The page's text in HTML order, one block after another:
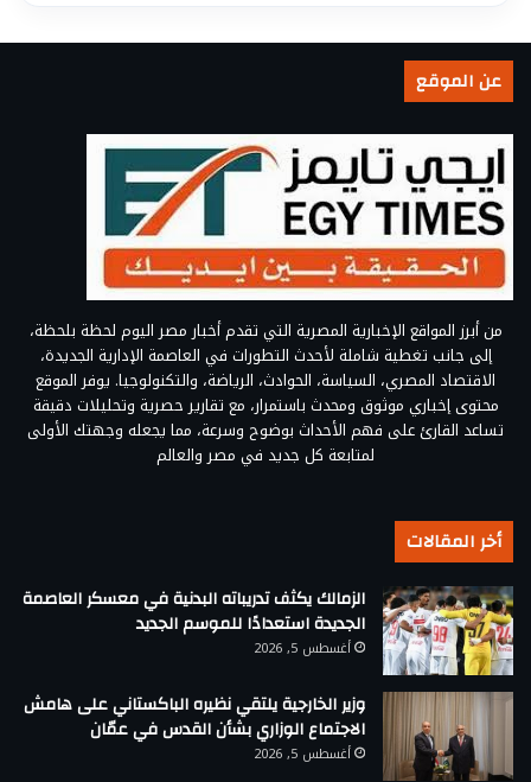
عن الموقع
من أبرز المواقع الإخبارية المصرية التي تقدم أخبار مصر اليوم لحظة بلحظة،
إلى جانب تغطية شاملة لأحدث التطورات في العاصمة الإدارية الجديدة،
الاقتصاد المصري، السياسة، الحوادث، الرياضة، والتكنولوجيا. يوفر الموقع
محتوى إخباري موثوق ومحدث باستمرار، مع تقارير حصرية وتحليلات دقيقة
تساعد القارئ على فهم الأحداث بوضوح وسرعة، مما يجعله وجهتك الأولى
لمتابعة كل جديد في مصر والعالم
أخر المقالات
الزمالك يكثف تدريباته البدنية في معسكر العاصمة
الجديدة استعدادًا للموسم الجديد
أغسطس 5, 2026
وزير الخارجية يلتقي نظيره الباكستاني على هامش
الاجتماع الوزاري بشأن القدس في عمّان
أغسطس 5, 2026